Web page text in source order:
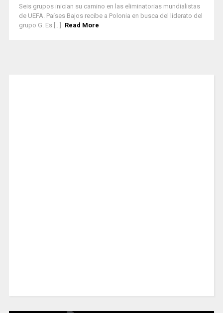
Seis grupos inician su camino en las eliminatorias mundialistas
de UEFA. Países Bajos recibe a Polonia en busca del liderato del
grupo G. Es [...]
Read More